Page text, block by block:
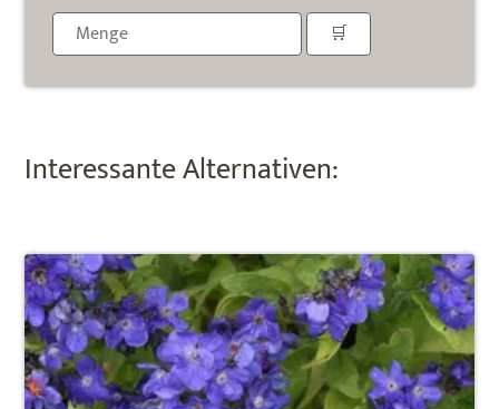
Interessante Alternativen: